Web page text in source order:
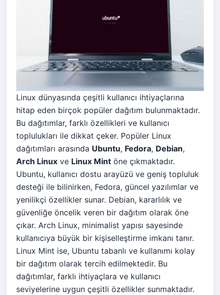
Linux dünyasında çeşitli kullanıcı ihtiyaçlarına
hitap eden birçok popüler dağıtım bulunmaktadır.
Bu dağıtımlar, farklı özellikleri ve kullanıcı
toplulukları ile dikkat çeker. Popüler Linux
dağıtımları arasında Ubuntu, Fedora, Debian,
Arch Linux ve Linux Mint öne çıkmaktadır.
Ubuntu, kullanıcı dostu arayüzü ve geniş topluluk
desteği ile bilinirken, Fedora, güncel yazılımlar ve
yenilikçi özellikler sunar. Debian, kararlılık ve
güvenliğe öncelik veren bir dağıtım olarak öne
çıkar. Arch Linux, minimalist yapısı sayesinde
kullanıcıya büyük bir kişiselleştirme imkanı tanır.
Linux Mint ise, Ubuntu tabanlı ve kullanımı kolay
bir dağıtım olarak tercih edilmektedir. Bu
dağıtımlar, farklı ihtiyaçlara ve kullanıcı
seviyelerine uygun çeşitli özellikler sunmaktadır.